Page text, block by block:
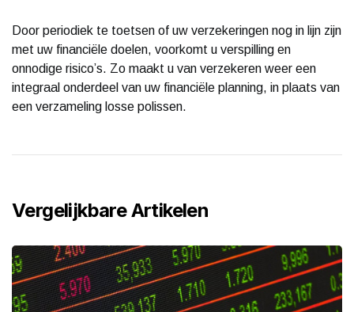
Door periodiek te toetsen of uw verzekeringen nog in lijn zijn
met uw financiële doelen, voorkomt u verspilling en
onnodige risico’s. Zo maakt u van verzekeren weer een
integraal onderdeel van uw financiële planning, in plaats van
een verzameling losse polissen.
Vergelijkbare Artikelen